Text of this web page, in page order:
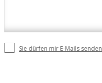
Sie dürfen mir E-Mails senden